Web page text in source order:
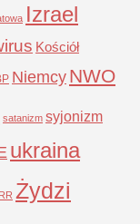
Izrael
Kościół
NiemcyNWO
satanizm syjonizm
ukraina
Żydzi